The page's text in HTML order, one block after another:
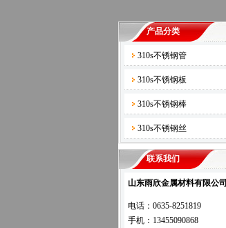
产品分类
310s不锈钢管
310s不锈钢板
310s不锈钢棒
310s不锈钢丝
联系我们
山东雨欣金属材料有限公司
电话：0635-8251819
手机：13455090868